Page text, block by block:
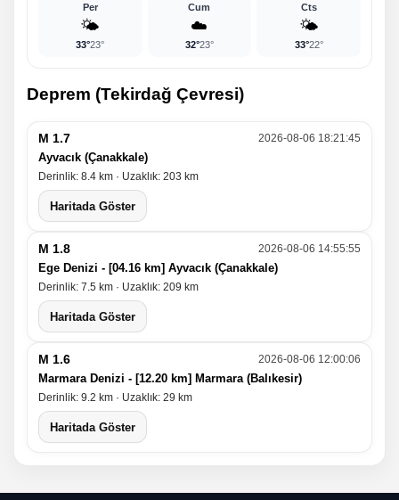
Per
🌤️
33°23°
Cum
☁️
32°23°
Cts
🌤️
33°22°
Deprem (Tekirdağ Çevresi)
M 1.7 2026-08-06 18:21:45
Ayvacık (Çanakkale)
Derinlik: 8.4 km · Uzaklık: 203 km
Haritada Göster
M 1.8 2026-08-06 14:55:55
Ege Denizi - [04.16 km] Ayvacık (Çanakkale)
Derinlik: 7.5 km · Uzaklık: 209 km
Haritada Göster
M 1.6 2026-08-06 12:00:06
Marmara Denizi - [12.20 km] Marmara (Balıkesir)
Derinlik: 9.2 km · Uzaklık: 29 km
Haritada Göster